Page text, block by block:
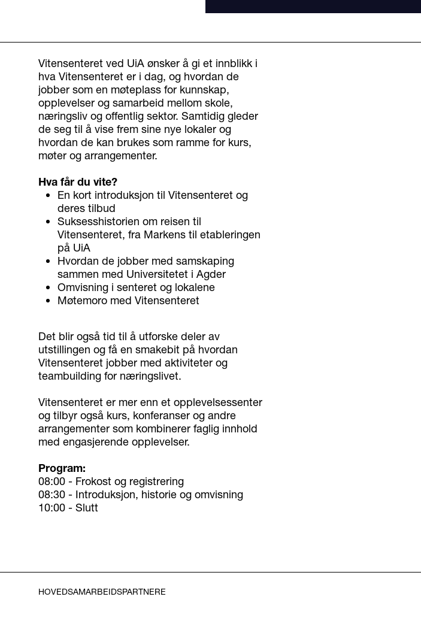
Vitensenteret ved UiA ønsker å gi et innblikk i
hva Vitensenteret er i dag, og hvordan de
jobber som en møteplass for kunnskap,
opplevelser og samarbeid mellom skole,
næringsliv og offentlig sektor. Samtidig gleder
de seg til å vise frem sine nye lokaler og
hvordan de kan brukes som ramme for kurs,
møter og arrangementer.
Hva får du vite?
En kort introduksjon til Vitensenteret og
deres tilbud
Suksesshistorien om reisen til
Vitensenteret, fra Markens til etableringen
på UiA
Hvordan de jobber med samskaping
sammen med Universitetet i Agder
Omvisning i senteret og lokalene
Møtemoro med Vitensenteret
Det blir også tid til å utforske deler av
utstillingen og få en smakebit på hvordan
Vitensenteret jobber med aktiviteter og
teambuilding for næringslivet.
Vitensenteret er mer enn et opplevelsessenter
og tilbyr også kurs, konferanser og andre
arrangementer som kombinerer faglig innhold
med engasjerende opplevelser.
Program:
08:00 - Frokost og registrering
08:30 - Introduksjon, historie og omvisning
10:00 - Slutt
HOVEDSAMARBEIDSPARTNERE